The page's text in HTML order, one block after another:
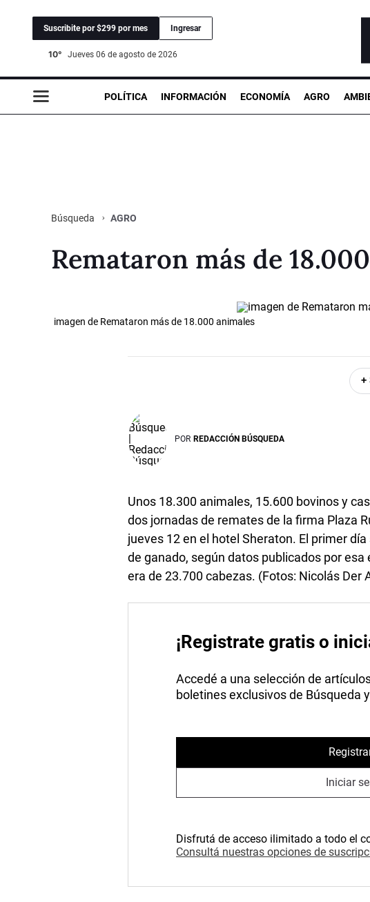
Suscribite por $299 por mes Ingresar
10° jueves 06 de agosto de 2026
POLÍTICA INFORMACIÓN ECONOMÍA AGRO
Búsqueda AGRO
Remataron más de
imagen de Remataron más de 18.000 animales
+
POR REDACCIÓN BÚSQUEDA
Unos 18.300 animales, 15.600 bovinos y
dos jornadas de remates de la firma Plaza
jueves 12 en el hotel Sheraton. El primer
de ganado, según datos publicados por
era de 23.700 cabezas. (Fotos: Nicolás Der
¡Registrate gratis o
Accedé a una selección de
boletines exclusivos de Búsqueda
Iniciar
Disfrutá de acceso ilimitado a todo el
Consultá nuestras opciones de